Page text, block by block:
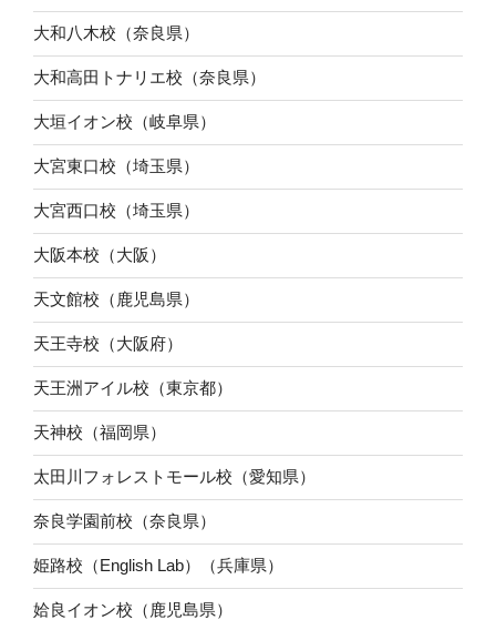
大和八木校（奈良県）
大和高田トナリエ校（奈良県）
大垣イオン校（岐阜県）
大宮東口校（埼玉県）
大宮西口校（埼玉県）
大阪本校（大阪）
天文館校（鹿児島県）
天王寺校（大阪府）
天王洲アイル校（東京都）
天神校（福岡県）
太田川フォレストモール校（愛知県）
奈良学園前校（奈良県）
姫路校（English Lab）（兵庫県）
姶良イオン校（鹿児島県）